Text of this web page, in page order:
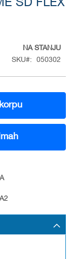
SD FLEX
NA STANJU
SKU
050302